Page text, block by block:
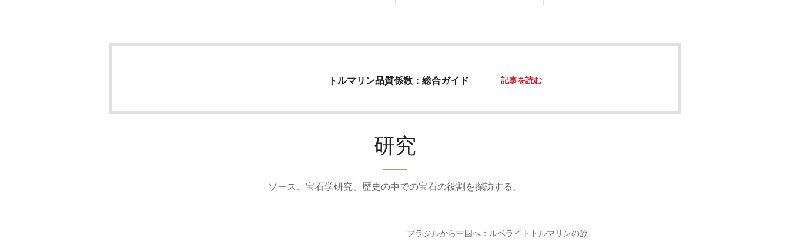
トルマリン品質係数：総合ガイド 記事を読む
研究
ソース、宝石学研究、歴史の中での宝石の役割を探訪する。
ブラジルから中国へ：ルベライトトルマリンの旅